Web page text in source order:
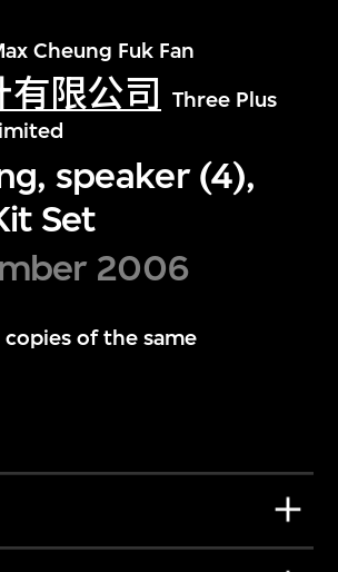
Cheung Fuk Fan
限公司
Three Plus
speaker (4),
Set
2006
of the same